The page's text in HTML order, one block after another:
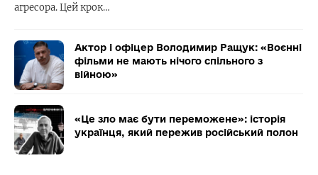
агресора. Цей крок…
Актор і офіцер Володимир Ращук: «Воєнні
фільми не мають нічого спільного з
війною»
«Це зло має бути переможене»: історія
українця, який пережив російський полон